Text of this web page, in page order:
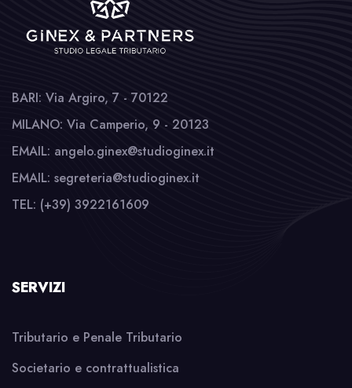
BARI: Via Argiro, 7 - 70122
MILANO: Via Camperio, 9 - 20123
EMAIL: angelo.ginex@studioginex.it
EMAIL: segreteria@studioginex.it
TEL: (+39) 3922161609
SERVIZI
Tributario e Penale Tributario
Societario e contrattualistica